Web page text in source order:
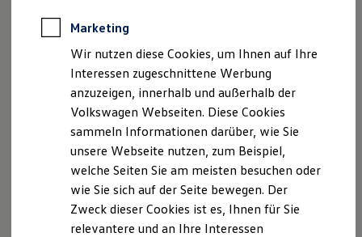
Software, Konnektivität & Apps
California App
VW Connect für Ihren ID. Buzz
VW Connect für Ihren Transporter/Caravelle
VW Connect für Ihren Amarok
VW Connect für andere Modelle
Connect Pro
Fleet Interface Data
Multistop Pathfinder
Übersicht Software Updates
Hilfreiches für Besitzer
Fahrerassistenz- und Sicherheitssysteme
Kontrollleuchten
Kurzfahrprofile und Ölverdünnung
Marketing
Wir nutzen diese Cookies, um Ihnen auf Ihre
Interessen zugeschnittene Werbung
anzuzeigen, innerhalb und außerhalb der
Volkswagen Webseiten. Diese Cookies
sammeln Informationen darüber, wie Sie
unsere Webseite nutzen, zum Beispiel,
welche Seiten Sie am meisten besuchen oder
wie Sie sich auf der Seite bewegen. Der
Zweck dieser Cookies ist es, Ihnen für Sie
relevantere und an Ihre Interessen